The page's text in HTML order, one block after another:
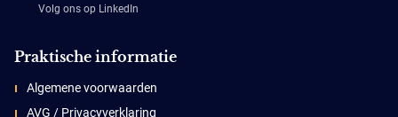
Volg ons op LinkedIn
Praktische informatie
Algemene voorwaarden
AVG / Privacyverklaring